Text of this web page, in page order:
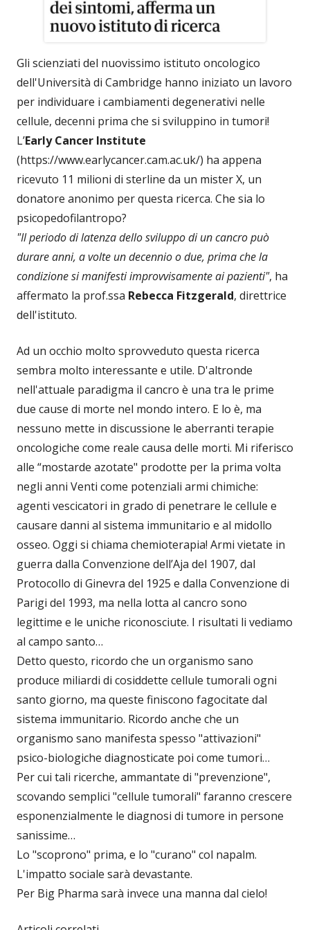
Gli scienziati del nuovissimo istituto oncologico
dell'Università di Cambridge hanno iniziato un lavoro
per individuare i cambiamenti degenerativi nelle
cellule, decenni prima che si sviluppino in tumori!
L’Early Cancer Institute
(https://www.earlycancer.cam.ac.uk/) ha appena
ricevuto 11 milioni di sterline da un mister X, un
donatore anonimo per questa ricerca. Che sia lo
psicopedofilantropo?
"Il periodo di latenza dello sviluppo di un cancro può
durare anni, a volte un decennio o due, prima che la
condizione si manifesti improvvisamente ai pazienti", ha
affermato la prof.ssa Rebecca Fitzgerald, direttrice
dell'istituto.
Ad un occhio molto sprovveduto questa ricerca
sembra molto interessante e utile. D'altronde
nell'attuale paradigma il cancro è una tra le prime
due cause di morte nel mondo intero. E lo è, ma
nessuno mette in discussione le aberranti terapie
oncologiche come reale causa delle morti. Mi riferisco
alle “mostarde azotate" prodotte per la prima volta
negli anni Venti come potenziali armi chimiche:
agenti vescicatori in grado di penetrare le cellule e
causare danni al sistema immunitario e al midollo
osseo. Oggi si chiama chemioterapia! Armi vietate in
guerra dalla Convenzione dell’Aja del 1907, dal
Protocollo di Ginevra del 1925 e dalla Convenzione di
Parigi del 1993, ma nella lotta al cancro sono
legittime e le uniche riconosciute. I risultati li vediamo
al campo santo…
Detto questo, ricordo che un organismo sano
produce miliardi di cosiddette cellule tumorali ogni
santo giorno, ma queste finiscono fagocitate dal
sistema immunitario. Ricordo anche che un
organismo sano manifesta spesso "attivazioni"
psico-biologiche diagnosticate poi come tumori…
Per cui tali ricerche, ammantate di "prevenzione",
scovando semplici "cellule tumorali" faranno crescere
esponenzialmente le diagnosi di tumore in persone
sanissime…
Lo "scoprono" prima, e lo "curano" col napalm.
L'impatto sociale sarà devastante.
Per Big Pharma sarà invece una manna dal cielo!